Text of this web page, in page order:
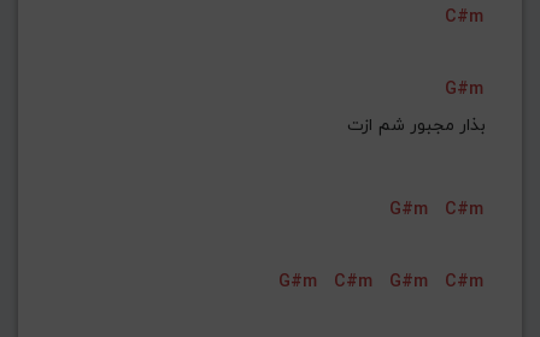
C#m
G#m
بذار مجبور شم ازت
G#m C#m
G#m C#m G#m C#m